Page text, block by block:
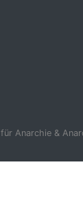
Anarchie &